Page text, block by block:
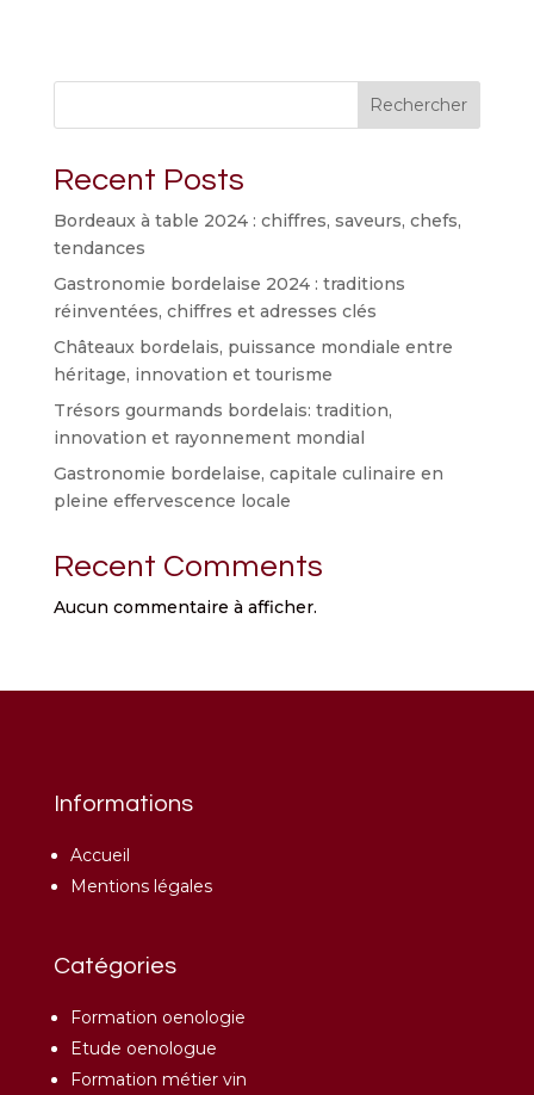
Rechercher
Recent Posts
Bordeaux à table 2024 : chiffres, saveurs, chefs,
tendances
Gastronomie bordelaise 2024 : traditions
réinventées, chiffres et adresses clés
Châteaux bordelais, puissance mondiale entre
héritage, innovation et tourisme
Trésors gourmands bordelais: tradition,
innovation et rayonnement mondial
Gastronomie bordelaise, capitale culinaire en
pleine effervescence locale
Recent Comments
Aucun commentaire à afficher.
Informations
Accueil
Mentions légales
Catégories
Formation oenologie
Etude oenologue
Formation métier vin